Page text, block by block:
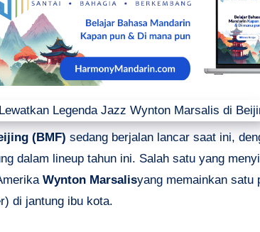
(BMF) sedang berjalan lancar saat ini,
dalam lineup tahun ini. Salah satu yang
Wynton Marsalisyang memainkan satu
di jantung ibu kota.